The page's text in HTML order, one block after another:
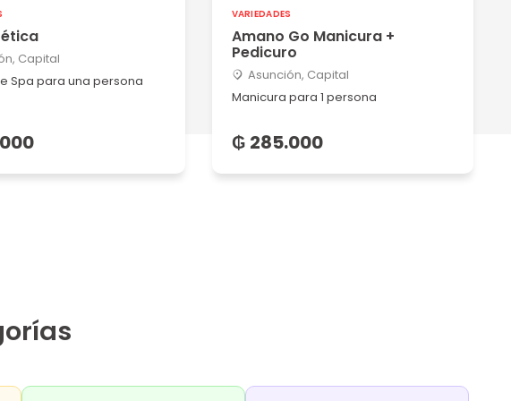
Capital
Spa para una persona
VARIEDADES
Amano Go Manicura +
Pedicuro
Asunción, Capital
Manicura para 1 persona
₲ 285.000